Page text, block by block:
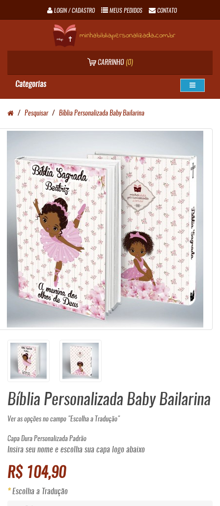
LOGIN / CADASTRO MEUS PEDIDOS CONTATO
minhabibliapersonalizada.com.br
CARRINHO (0)
Categorias
Pesquisar Bíblia Personalizada Baby Bailarina
Bíblia Personalizada Baby Bailarina
Ver as opções no campo "Escolha a Tradução"
Capa Dura Personalizada Padrão
Insira seu nome e escolha sua capa logo abaixo
R$ 104,90
Escolha a Tradução